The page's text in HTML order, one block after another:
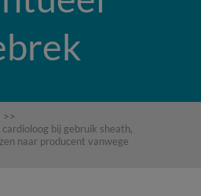
>>
bij gebruik sheath,
naar producent vanwege